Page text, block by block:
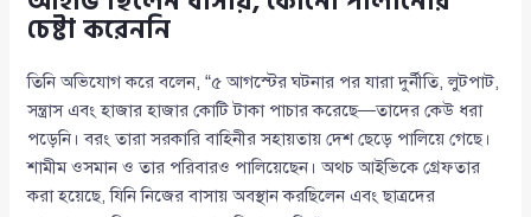
চেষ্টা করেননি
তিনি অভিযোগ করে বলেন, “৫ আগস্টের ঘটনার পর যারা দুর্নীতি, লুটপাট,
সন্ত্রাস এবং হাজার হাজার কোটি টাকা পাচার করেছে—তাদের কেউ ধরা
পড়েনি। বরং তারা সরকারি বাহিনীর সহায়তায় দেশ ছেড়ে পালিয়ে গেছে।
শামীম ওসমান ও তার পরিবারও পালিয়েছেন। অথচ আইভিকে গ্রেফতার
করা হয়েছে, যিনি নিজের বাসায় অবস্থান করছিলেন এবং ছাত্রদের